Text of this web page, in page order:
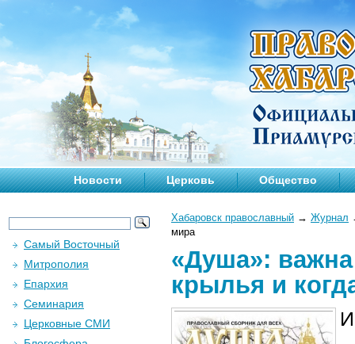
Новости Церковь Общество
Хабаровск православный → Журнал
мира
«Душа»: важна
крылья и
Самый Восточный
Митрополия
Епархия
Семинария
Церковные СМИ